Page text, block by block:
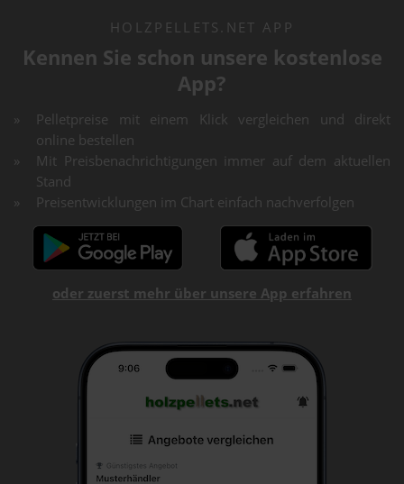
HOLZPELLETS.NET APP
Kennen Sie schon unsere kostenlose
App?
Pelletpreise mit einem Klick vergleichen und direkt
online bestellen
Mit Preisbenachrichtigungen immer auf dem aktuellen
Stand
Preisentwicklungen im Chart einfach nachverfolgen
oder zuerst mehr über unsere App erfahren